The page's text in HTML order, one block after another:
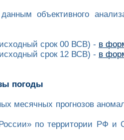
объективного
срок 00 ВСВ) - в
срок 12 ВСВ) - в
погоды
месячных прогнозов
по территории РФ